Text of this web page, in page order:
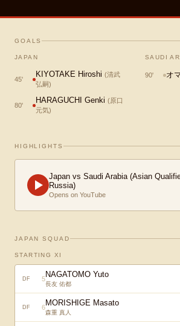
GOALS
JAPAN
45'
KIYOTAKE Hiroshi (清武
弘嗣)
80'
HARAGUCHI Genki (原口
元気)
SAUDI
90' オ
HIGHLIGHTS
Japan vs Saudi Arabia (Asian
Russia)
Opens on YouTube
JAPAN SQUAD
STARTING XI
DF 5NAGATOMO Yuto
長友 佑都
DF 6MORISHIGE Masato
森重 真人